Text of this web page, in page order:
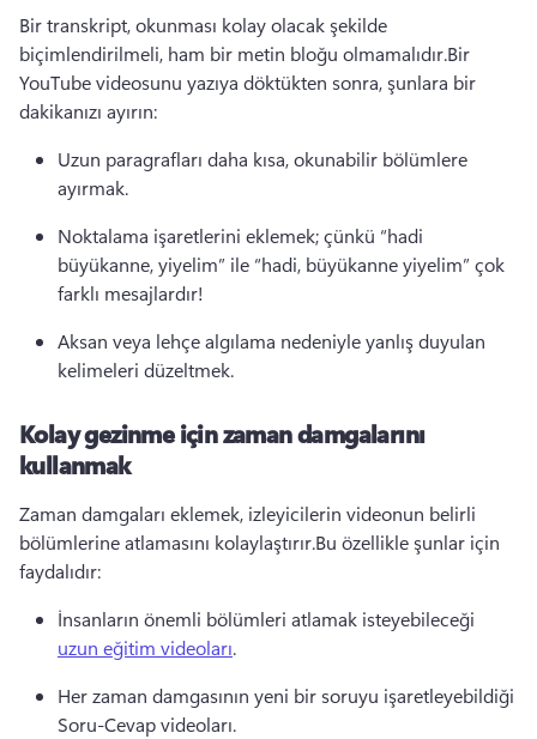
Bir transkript, okunması kolay olacak şekilde
biçimlendirilmeli, ham bir metin bloğu olmamalıdır.Bir
YouTube videosunu yazıya döktükten sonra, şunlara bir
dakikanızı ayırın:
Uzun paragrafları daha kısa, okunabilir bölümlere
ayırmak.
Noktalama işaretlerini eklemek; çünkü “hadi
büyükanne, yiyelim” ile “hadi, büyükanne yiyelim” çok
farklı mesajlardır!
Aksan veya lehçe algılama nedeniyle yanlış duyulan
kelimeleri düzeltmek.
Kolay gezinme için zaman damgalarını
kullanmak
Zaman damgaları eklemek, izleyicilerin videonun belirli
bölümlerine atlamasını kolaylaştırır.Bu özellikle şunlar için
faydalıdır:
İnsanların önemli bölümleri atlamak isteyebileceği
uzun eğitim videoları.
Her zaman damgasının yeni bir soruyu işaretleyebildiği
Soru-Cevap videoları.